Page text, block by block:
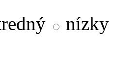
nízky